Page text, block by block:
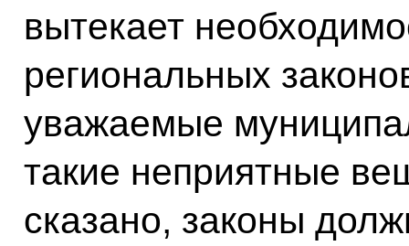
вытекает
региональных
уважаемые
такие неприятные
сказано, законы